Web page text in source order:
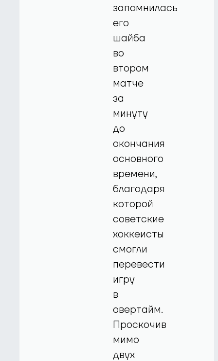
запомнилась
его
шайба
во
втором
матче
за
минуту
до
окончания
основного
времени,
благодаря
которой
советские
хоккеисты
смогли
перевести
игру
в
овертайм.
Проскочив
мимо
двух